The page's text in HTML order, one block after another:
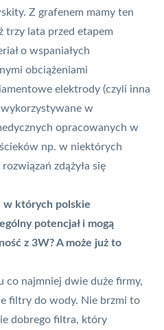
. Z grafenem mamy ten
trzy lata przed etapem
o wspaniałych
obciążeniami
elektrody (czyli inna
wykorzystywane w
opracowanych w
np. w niektórych
zdążyła się
w których polskie
potencjał i mogą
z 3W? A może już to
co najmniej dwie duże firmy,
filtry do wody. Nie brzmi to
dobrego filtra, który